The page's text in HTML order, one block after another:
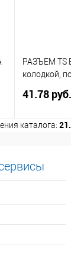
РАЗЪЕМ TS
колодкой,
41.78 руб.
каталога: